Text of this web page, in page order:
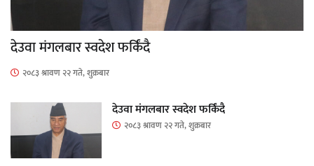
देउवा मंगलबार स्वदेश फर्किंदै
२०८३ श्रावण २२ गते, शुक्रबार
देउवा मंगलबार स्वदेश फर्किंदै
२०८३ श्रावण २२ गते, शुक्रबार